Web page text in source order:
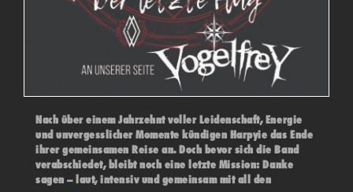
Nach über einem Jahrzehnt voller Leidenschaft, Energie
und unvergesslicher Momente kündigen Harpyie das Ende
ihrer gemeinsamen Reise an. Doch bevor sich die Band
verabschiedet, bleibt noch eine letzte Mission: Danke
sagen – laut, intensiv und gemeinsam mit all den